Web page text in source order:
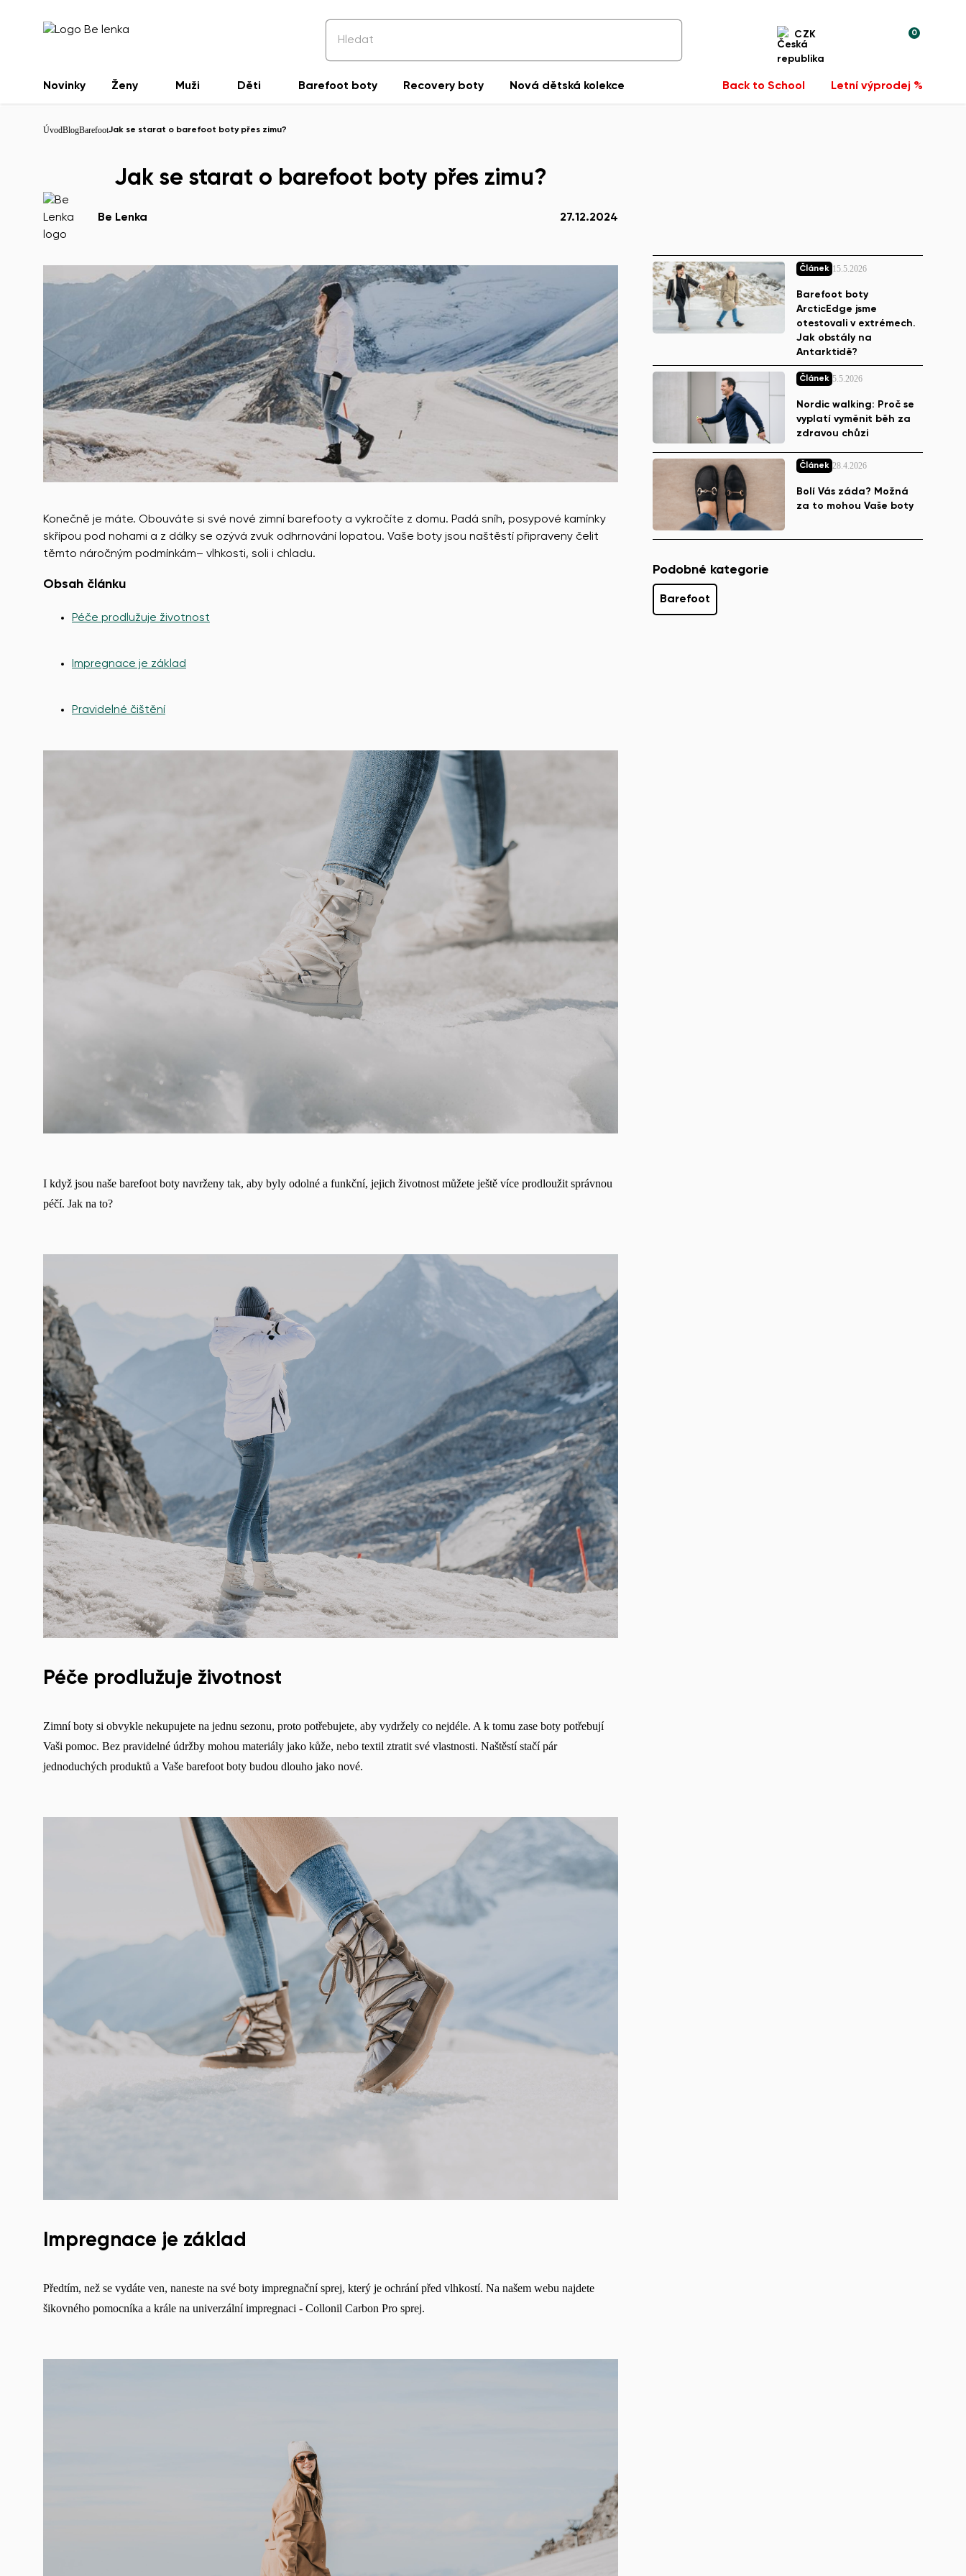
CZK 0
Novinky Ženy Muži Děti Barefoot boty Recovery boty Nová dětská kolekce Back to School Letní výprodej %
Změnit region
Vyberte zemi dodání
Vyberte jazyk
ÚvodBlogBarefootJak se starat o barefoot boty přes zimu?
Jak se starat o barefoot boty přes zimu?
Be Lenka 27.12.2024
Konečně je máte. Obouváte si své nové zimní barefooty a vykročíte z domu. Padá sníh, posypové kamínky
skřípou pod nohami a z dálky se ozývá zvuk odhrnování lopatou. Vaše boty jsou naštěstí připraveny čelit
těmto náročným podmínkám– vlhkosti, soli i chladu.
Obsah článku
Péče prodlužuje životnost
Impregnace je základ
Pravidelné čištění
I když jsou naše barefoot boty navrženy tak, aby byly odolné a funkční, jejich životnost můžete ještě více prodloužit správnou
péčí. Jak na to?
Péče prodlužuje životnost
Zimní boty si obvykle nekupujete na jednu sezonu, proto potřebujete, aby vydržely co nejdéle. A k tomu zase boty potřebují
Vaši pomoc. Bez pravidelné údržby mohou materiály jako kůže, nebo textil ztratit své vlastnosti. Naštěstí stačí pár
jednoduchých produktů a Vaše barefoot boty budou dlouho jako nové.
Impregnace je základ
Předtím, než se vydáte ven, naneste na své boty impregnační sprej, který je ochrání před vlhkostí. Na našem webu najdete
šikovného pomocníka a krále na univerzální impregnaci - Collonil Carbon Pro sprej.
Článek 15.5.2026
Barefoot boty
ArcticEdge jsme
otestovali v extrémech.
Jak obstály na
Antarktidě?
Článek 5.5.2026
Nordic walking: Proč se
vyplatí vyměnit běh za
zdravou chůzi
Článek 28.4.2026
Bolí Vás záda? Možná
za to mohou Vaše boty
Podobné kategorie
Barefoot